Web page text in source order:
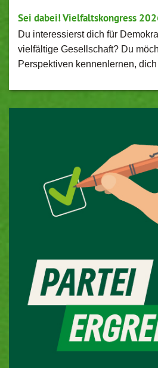
Sei dabei! Vielfaltskongress
Du interessierst dich für
vielfältige Gesellschaft? Du
Perspektiven kennenlernen,